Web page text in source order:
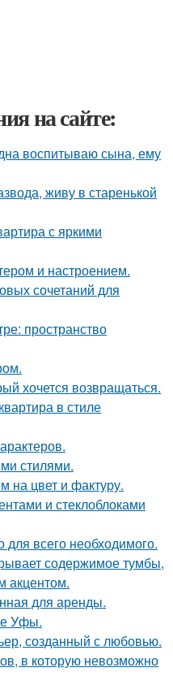
на сайте:
воспитываю сына, ему
живу в старенькой
с яркими
и настроением.
сочетаний для
пространство
хочется возвращаться.
в стиле
стилями.
на цвет и фактуру.
и стеклоблоками
всего необходимого.
содержимое тумбы,
акцентом.
для аренды.
Уфы.
созданный с любовью.
в которую невозможно